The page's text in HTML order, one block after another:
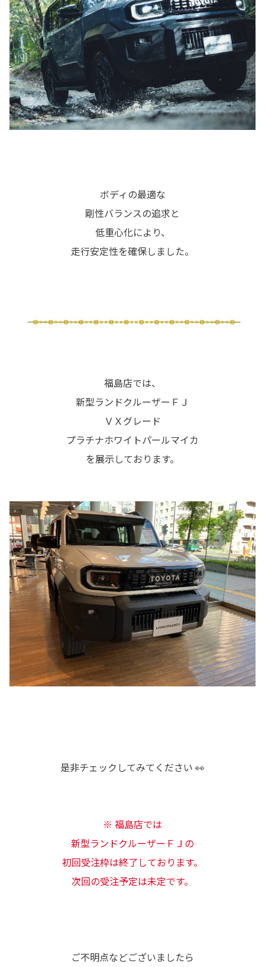
ボディの最適な
剛性バランスの追求と
低重心化により、
走行安定性を確保しました。
福島店では、
新型ランドクルーザーＦＪ
ＶＸグレード
プラチナホワイトパールマイカ
を展示しております。
是非チェックしてみてください 👀
※ 福島店では
新型ランドクルーザーＦＪの
初回受注枠は終了しております。
次回の受注予定は未定です。
ご不明点などございましたら